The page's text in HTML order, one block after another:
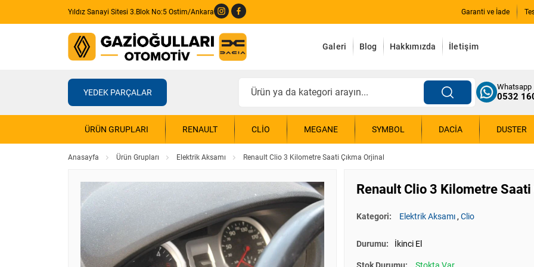
Yıldız Sanayi Sitesi 3.Blok No:5 Ostim/Ankara Garanti ve İade
Galeri Blog Hakkımızda İletişim
YEDEK PARÇALAR
Whatsapp
0532
ÜRÜN GRUPLARI RENAULT CLIO MEGANE SYMBOL DACIA DUSTER
Anasayfa Ürün Grupları Elektrik Aksamı Renault Clio 3 Kilometre Saati Çıkma Orjinal
Renault Clio 3 Kilometre Saati
Kategori: Elektrik Aksamı,Clio
Durumu: İkinci El